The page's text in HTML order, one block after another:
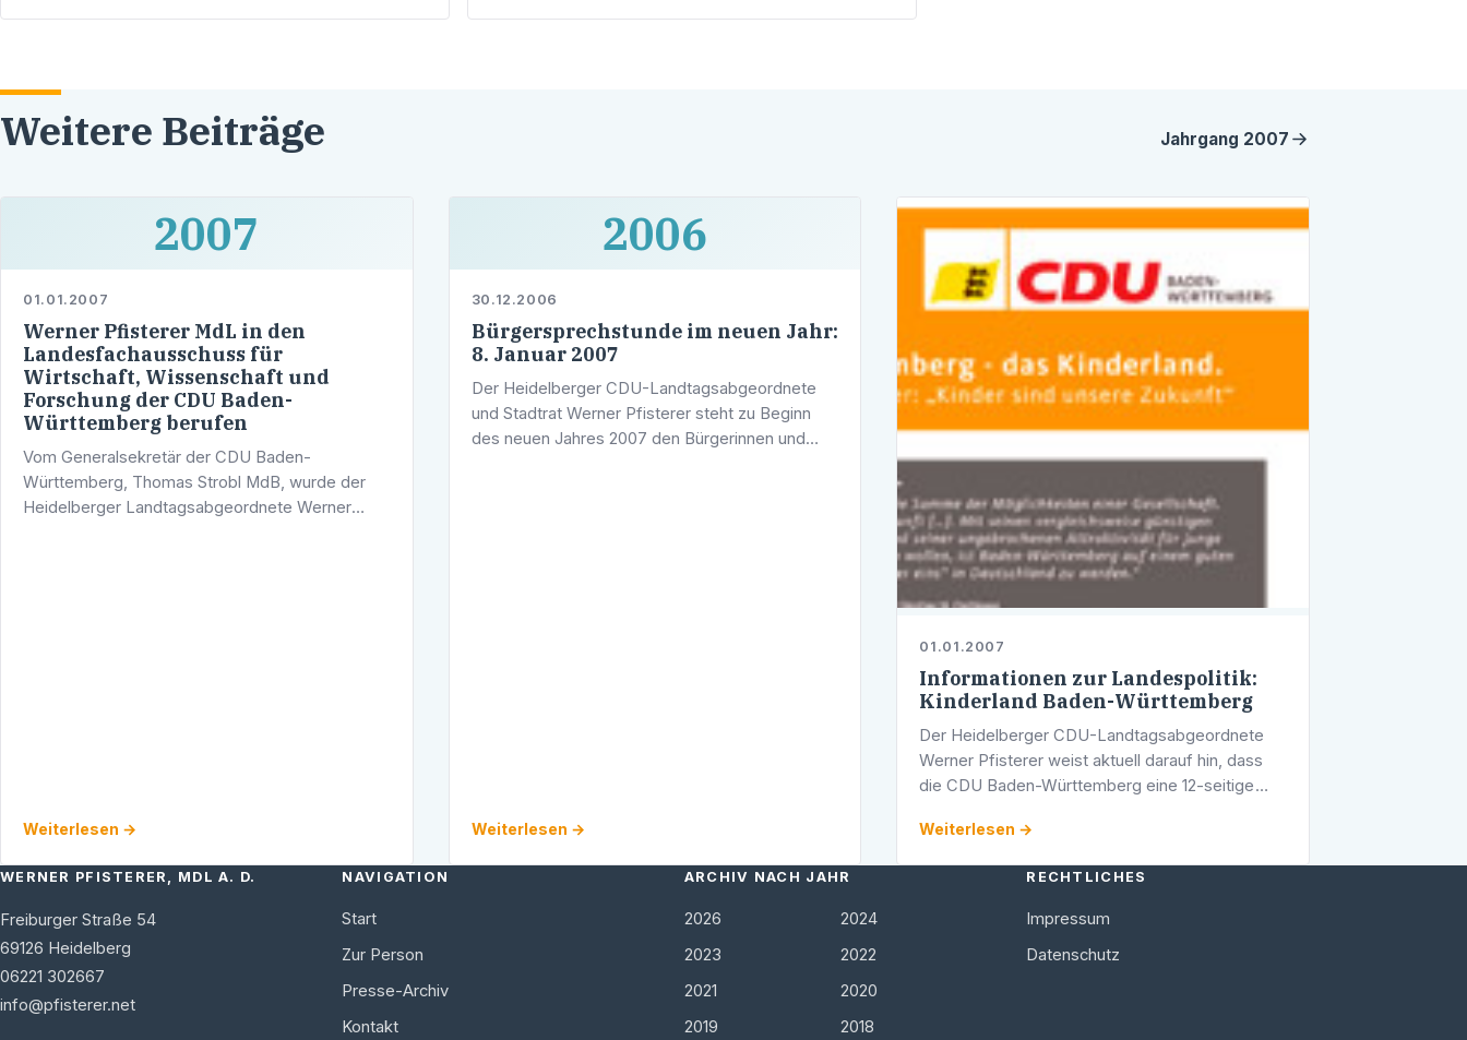
Weitere Beiträge Jahrgang 2007
2007
01.01.2007
Werner Pfisterer MdL in den
Landesfachausschuss für
Wirtschaft, Wissenschaft und
Forschung der CDU Baden-
Württemberg berufen
Vom Generalsekretär der CDU Baden-
Württemberg, Thomas Strobl MdB, wurde der
Heidelberger Landtagsabgeordnete Werner
Weiterlesen →
2006
30.12.2006
Bürgersprechstunde im neuen Jahr:
8. Januar 2007
Der Heidelberger CDU-Landtagsabgeordnete
und Stadtrat Werner Pfisterer steht zu Beginn
des neuen Jahres 2007 den Bürgerinnen und
Weiterlesen →
01.01.2007
Informationen zur Landespolitik:
Kinderland Baden-Württemberg
Der Heidelberger CDU-Landtagsabgeordnete
Werner Pfisterer weist aktuell darauf hin, dass
die CDU Baden-Württemberg eine 12-seitige
Württemberg - das Kinderland" herausgegeben
hat.
Weiterlesen →
WERNER PFISTERER, MDL A. D.
Freiburger Straße 54
69126 Heidelberg
06221 302667
info@pfisterer.net
NAVIGATION
Start
Zur Person
Presse-Archiv
Kontakt
ARCHIV NACH JAHR
2026
2024
2023
2022
2021
2020
2019
2018
RECHTLICHES
Impressum
Datenschutz